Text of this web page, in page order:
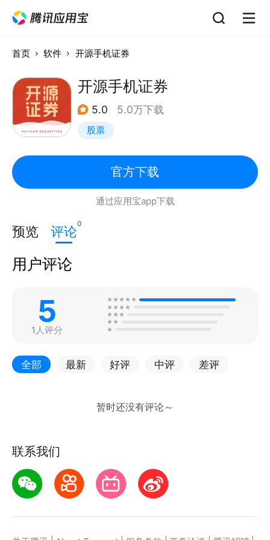
首页 软件 开源手机证券
开源手机证券
5.0 5.0万下载
股票
官方下载
通过应用宝app下载
预览 评论0
用户评论
5
1人评分
全部 最新 好评 中评 差评
联系我们